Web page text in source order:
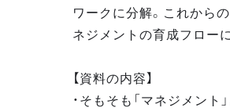
ワークに分解。これから
ネジメントの育成フロー
【資料の内容】
・そもそも「マネジメント